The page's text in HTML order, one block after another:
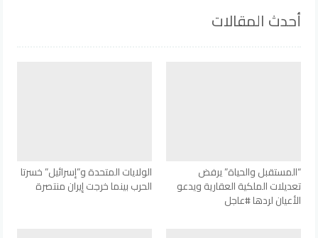
أحدث المقالات
“المستقبل والحياة” يرفض
تعديلات الملكية العقارية ويدعو
الأعيان لردها #عاجل
الولايات المتحدة و”إسرائيل” خسرتا
الحرب بينما خرجت إيران منتصرة